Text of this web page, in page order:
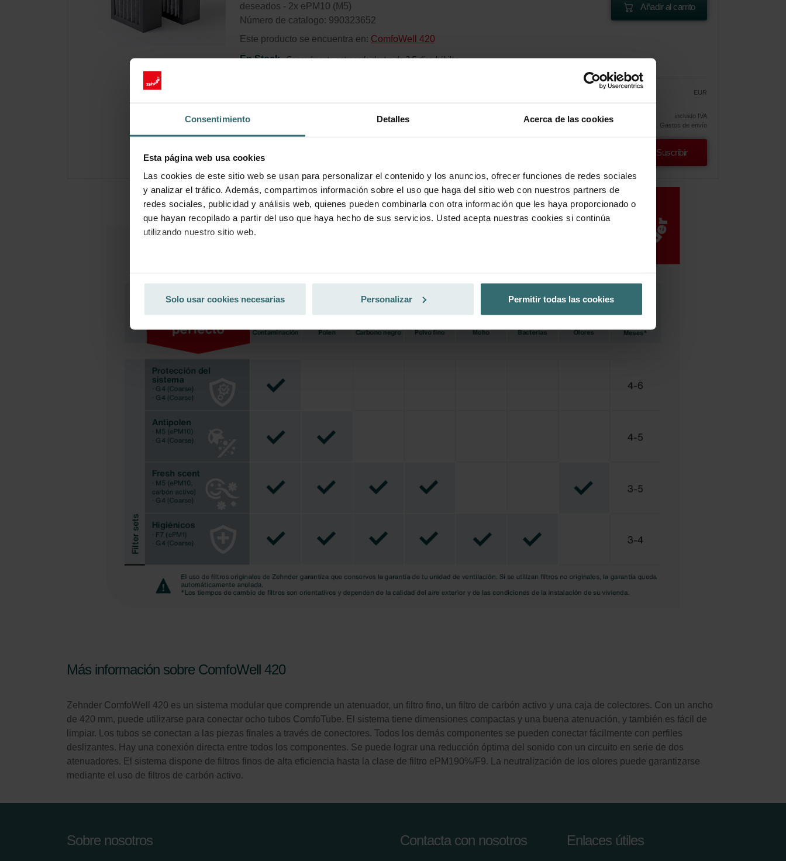
Consentimiento Detalles Acerca de las cookies
Esta página web usa cookies
Las cookies de este sitio web se usan para personalizar el contenido y los anuncios, ofrecer funciones de redes sociales
y analizar el tráfico. Además, compartimos información sobre el uso que haga del sitio web con nuestros partners de
redes sociales, publicidad y análisis web, quienes pueden combinarla con otra información que les haya proporcionado o
que hayan recopilado a partir del uso que haya hecho de sus servicios. Usted acepta nuestras cookies si continúa
utilizando nuestro sitio web.
Zehnder Group België nv/sa: Déclarations de confidentialité
Zehnder Group Czech Republic s.r.o.: Zásady ochrany osobních údajů
Zehnder Group France: Protection des données
Zehnder Group Ibérica SAU: Política de privacidad
Zehnder Group İç Mekan İklimlendirme Sanayi ve Ticaret Limitet Şirketi: Web Sitesi Çerezleri
Zehnder Group Nederland bv: Privacyverklaringen
Zehnder Group Sales International: Privacy Policy
Zehnder Polska Sp. z o.o.: Oświadczenie o ochronie danych Zehnder
Zehnder Group UK Limited: Privacy Policy
Solo usar cookies necesarias Personalizar Permitir todas las cookies
deseados - 2x ePM10 (M5)
Número de catalogo: 990323652
Este producto se encuentra en: ComfoWell 420
En Stock
Generalmente entregado dentro de 2-5 días hábiles
Añadir al carrito
(Oferta exclusiva para clientes particulares)
EUR
incluido IVA
excl. Gastos de envío
Suscribir
Más información sobre ComfoWell 420
Zehnder ComfoWell 420 es un sistema modular que comprende un atenuador, un filtro fino, un filtro de carbón activo y una caja de colectores. Con un ancho
de 420 mm, puede utilizarse para conectar ocho tubos ComfoTube. El sistema tiene dimensiones compactas y una buena atenuación, y también es fácil de
limpiar. Los tubos se conectan a las piezas finales a través de conectores. Todos los demás componentes se pueden conectar fácilmente con perfiles
deslizantes. Hay una conexión directa entre todos los componentes. Se puede lograr una reducción óptima del sonido con un circuito en serie de dos
atenuadores. El sistema dispone de filtros finos de alta eficiencia hasta la clase de filtro ePM190%/F9. La neutralización de los olores puede garantizarse
mediante el uso de filtros de carbón activo.
Sobre nosotros Contacta con nosotros Enlaces útiles